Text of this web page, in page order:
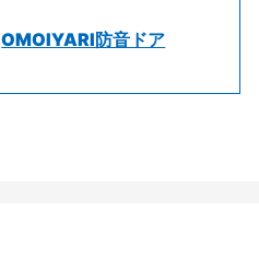
OMOIYARI防音ドア